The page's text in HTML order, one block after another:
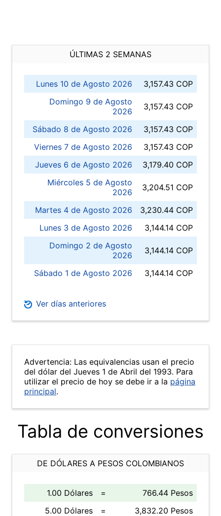
ÚLTIMAS 2 SEMANAS
Lunes 10 de Agosto 2026
3,157.43 COP
Domingo 9 de Agosto
2026
3,157.43 COP
Sábado 8 de Agosto 2026
3,157.43 COP
Viernes 7 de Agosto 2026
3,157.43 COP
Jueves 6 de Agosto 2026
3,179.40 COP
Miércoles 5 de Agosto
2026
3,204.51 COP
Martes 4 de Agosto 2026
3,230.44 COP
Lunes 3 de Agosto 2026
3,144.14 COP
Domingo 2 de Agosto
2026
3,144.14 COP
Sábado 1 de Agosto 2026 3,144.14 COP
Ver días anteriores
Advertencia: Las equivalencias usan el precio
del dólar del Jueves 1 de Abril del 1993. Para
utilizar el precio de hoy se debe ir a la página
principal.
Tabla de conversiones
DE DÓLARES A PESOS COLOMBIANOS
1.00 Dólares =
766.44 Pesos
5.00 Dólares
=
3,832.20 Pesos